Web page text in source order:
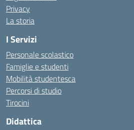
Privacy
La storia
I Servizi
Personale scolastico
Famiglie e studenti
Mobilità studentesca
Percorsi di studio
Tirocini
Didattica